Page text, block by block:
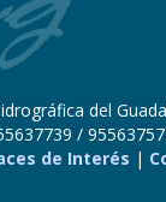
del
/
de Interés |